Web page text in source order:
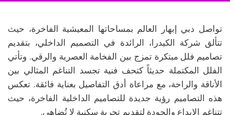
تواصل دبي إبهار العالم بمساحاتها المعيشية الفاخرة، حيث
تتألق شركة الكيدرا، الرائدة في التصميم الداخلي، بتقديم
تصاميم فلل مبتكرة تمزج بين الفخامة العصرية والرقي. وتأتي
الفلل المكتملة حديثاً كتحف فنية تجسد التناغم المثالي بين
الأناقة والراحة، مع مراعاة أدق التفاصيل بعناية فائقة. تعكس
هذه التصاميم رؤية جديدة للتصاميم الداخلية الفاخرة، حيث
تتناغم الإبداع والجودة لتقديم تجربة سكنية لا تُضاهى.